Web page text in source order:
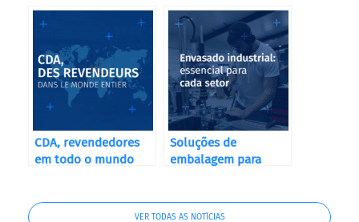
etiquetagem
correcta?
farmácias e
suplementos
alimentares
CDA, revendedores
em todo o mundo
Soluções de
embalagem para
VER TODAS AS NOTÍCIAS